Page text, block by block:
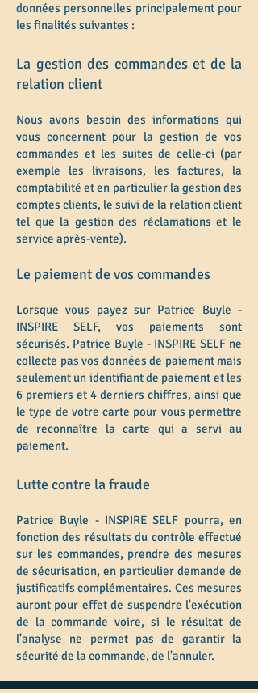
données personnelles principalement pour
les finalités suivantes :
La gestion des commandes et de la
relation client
Nous avons besoin des informations qui
vous concernent pour la gestion de vos
commandes et les suites de celle-ci (par
exemple les livraisons, les factures, la
comptabilité et en particulier la gestion des
comptes clients, le suivi de la relation client
tel que la gestion des réclamations et le
service après-vente).
Le paiement de vos commandes
Lorsque vous payez sur Patrice Buyle -
INSPIRE SELF, vos paiements sont
sécurisés. Patrice Buyle - INSPIRE SELF ne
collecte pas vos données de paiement mais
seulement un identifiant de paiement et les
6 premiers et 4 derniers chiffres, ainsi que
le type de votre carte pour vous permettre
de reconnaître la carte qui a servi au
paiement.
Lutte contre la fraude
Patrice Buyle - INSPIRE SELF pourra, en
fonction des résultats du contrôle effectué
sur les commandes, prendre des mesures
de sécurisation, en particulier demande de
justificatifs complémentaires. Ces mesures
auront pour effet de suspendre l'exécution
de la commande voire, si le résultat de
l'analyse ne permet pas de garantir la
sécurité de la commande, de l'annuler.